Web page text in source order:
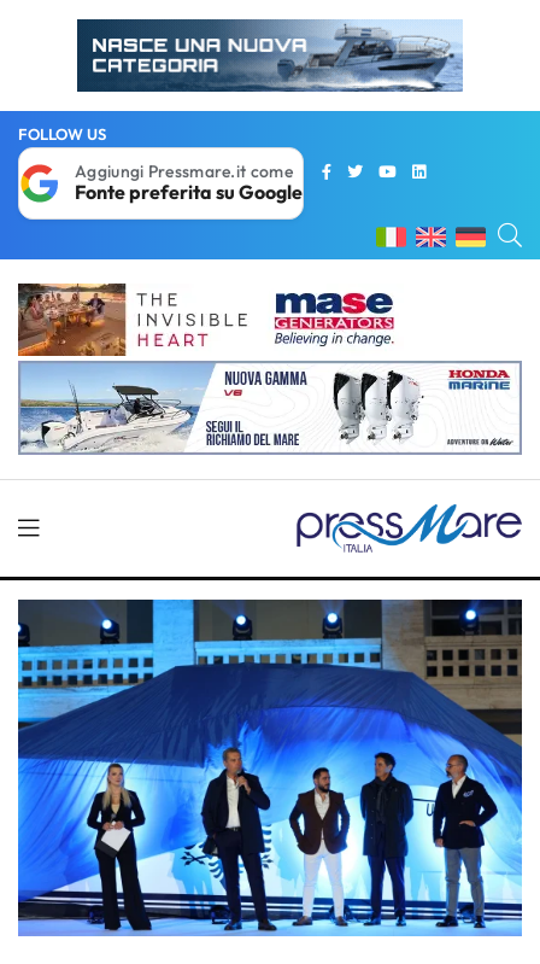
FOLLOW US
Aggiungi Pressmare.it come
Fonte preferita su Google